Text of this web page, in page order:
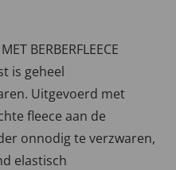
BERBERFLEECE
is geheel
Uitgevoerd met
fleece aan de
onnodig te verzwaren,
elastisch